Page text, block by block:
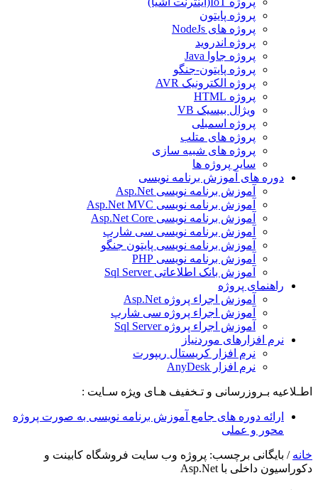
پروژه پایتون
پروژه های NodeJs
پروژه اندروید
پروژه جاوا Java
پروژه پایتون-جنگو
پروژه الکترونیک AVR
پروژه HTML
ویژال بیسیک VB
پروژه اسمبلی
پروژه های متلب
پروژه های شبیه سازی
سایر پروژه ها
دوره های آموزش برنامه نویسی
آموزش برنامه نویسی Asp.Net
آموزش برنامه نویسی Asp.Net MVC
آموزش برنامه نویسی Asp.Net Core
آموزش برنامه نویسی سی شارپ
آموزش برنامه نویسی پایتون جنگو
آموزش برنامه نویسی PHP
آموزش بانک اطلاعاتی Sql Server
راهنمای پروژه
آموزش اجراء پروژه Asp.Net
آموزش اجراء پروژه سی شارپ
آموزش اجراء پروژه Sql Server
نرم افزارهای موردنیاز
نرم افزار کریستال ریپورت
نرم افزار AnyDesk
اطـلاعیه بـروزرسانی و تـخفیف هـای ویژه سـایت :
ارائه دوره های جامع آموزش برنامه نویسی به صورت پروژه
محور و عملی
خانه / بایگانی برچسب: پروژه وب سایت فروشگاه کابینت و
دکوراسیون داخلی با Asp.Net